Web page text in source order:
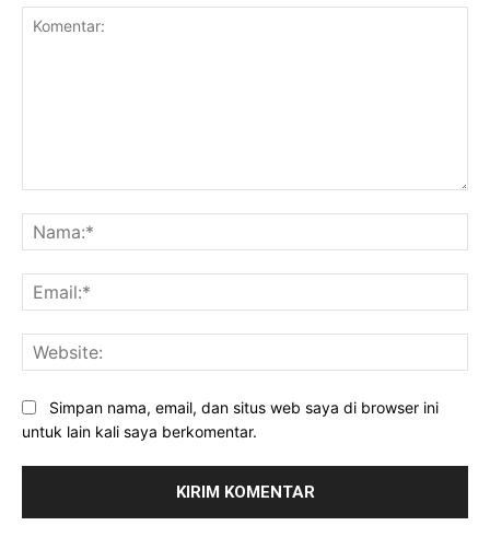
Simpan nama, email, dan situs web saya di browser ini
untuk lain kali saya berkomentar.